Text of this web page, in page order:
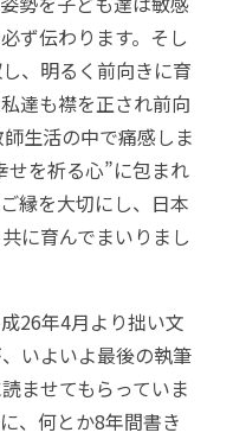
ず伝わります。そし
、明るく前向きに育
達も襟を正され前向
生活の中で痛感しま
せを祈る心”に包まれ
縁を大切にし、日本
に育んでまいりまし
26年4月より拙い文
いよいよ最後の執筆
ませてもらっていま
、何とか8年間書き